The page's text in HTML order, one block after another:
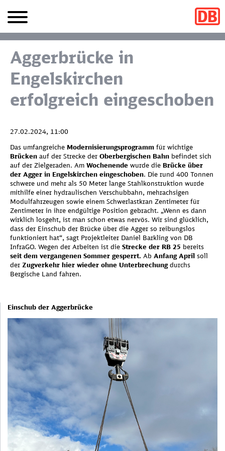
Wir benötigen Ihre Zustimmung,
um Google Maps zu laden!
Verbindung zu den Servern von Google hergestellt. Dabei
übermitteln Sie personenbezogene Daten (mindestens Ihre IP-
Adresse) an Google. Mehr dazu in unserem
Hierfür wird ein vom Betreiber der Seite verwaltetes Cookie
Aggerbrücke in
Engelskirchen
erfolgreich eingeschoben
27.02.2024, 11:00
Das umfangreiche Modernisierungsprogramm für wichtige
Brücken auf der Strecke der Oberbergischen Bahn befindet sich
auf der Zielgeraden. Am Wochenende wurde die Brücke über
der Agger in Engelskirchen eingeschoben. Die rund 400 Tonnen
schwere und mehr als 50 Meter lange Stahlkonstruktion wurde
mithilfe einer hydraulischen Verschubbahn, mehrachsigen
Modulfahrzeugen sowie einem Schwerlastkran Zentimeter für
Zentimeter in ihre endgültige Position gebracht. „Wenn es dann
wirklich losgeht, ist man schon etwas nervös. Wir sind glücklich,
dass der Einschub der Brücke über die Agger so reibungslos
funktioniert hat“, sagt Projektleiter Daniel Barkling von DB
InfraGO. Wegen der Arbeiten ist die Strecke der RB 25 bereits
seit dem vergangenen Sommer gesperrt. Ab Anfang April soll
der Zugverkehr hier wieder ohne Unterbrechungdurchs
Bergische Land fahren.
Einschub der Aggerbrücke